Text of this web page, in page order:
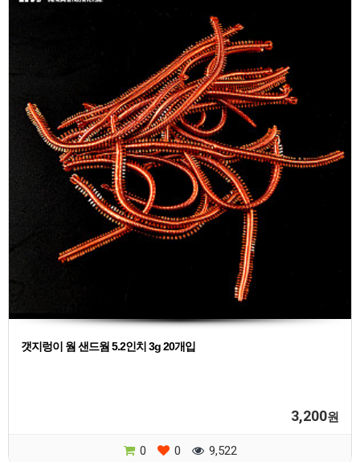
갯지렁이 웜 샌드웜 5.2인치 3g 20개입
3,200원
0 0 9,522